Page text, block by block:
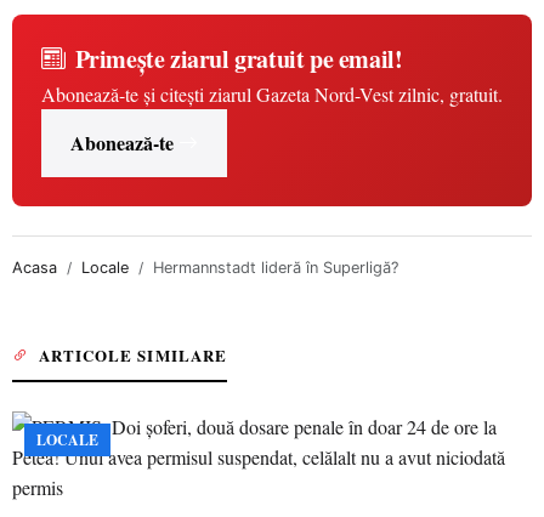
Primește ziarul gratuit pe email!
Abonează-te și citești ziarul Gazeta Nord-Vest zilnic, gratuit.
Abonează-te
Acasa Locale Hermannstadt lideră în Superligă?
ARTICOLE SIMILARE
LOCALE